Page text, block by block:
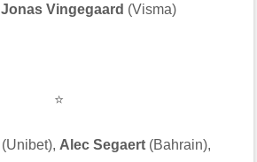
Jonas Vingegaard (Visma)
⭐
(Unibet), Alec Segaert (Bahrain),